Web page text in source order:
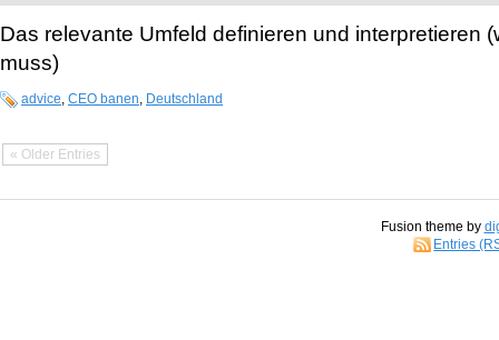
Das relevante Umfeld definieren und interpretieren
muss)
advice, CEO banen, Deutschland
« Older Entries
Fusion theme by
Entries